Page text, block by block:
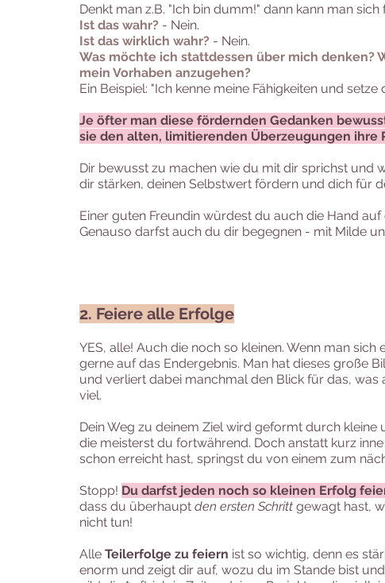
Denkt man z.B. "Ich bin dumm!" dann kann man sich
Ist das wahr? - Nein.
Ist das wirklich wahr? - Nein.
Was möchte ich stattdessen über mich denken?
mein Vorhaben anzugehen?
Ein Beispiel: "Ich kenne meine Fähigkeiten und setze
Je öfter man diese fördernden Gedanken
sie den alten, limitierenden Überzeugungen ihre
Dir bewusst zu machen wie du mit dir sprichst und
dir stärken, deinen Selbstwert fördern und dich für
Einer guten Freundin würdest du auch die Hand
Genauso darfst auch du dir begegnen - mit Milde
2. Feiere alle Erfolge
YES, alle! Auch die noch so kleinen. Wenn man
gerne auf das Endergebnis. Man hat dieses große
und verliert dabei manchmal den Blick für das,
viel.
Dein Weg zu deinem Ziel wird geformt durch
die meisterst du fortwährend. Doch anstatt kurz
schon erreicht hast, springst du von einem zum
Stopp! Du darfst jeden noch so kleinen Erfolg
dass du überhaupt den ersten Schritt gewagt hast,
nicht tun!
Alle Teilerfolge zu feiern ist so wichtig, denn es
enorm und zeigt dir auf, wozu du im Stande bist